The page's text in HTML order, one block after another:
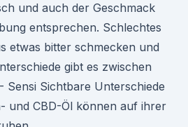
und auch der Geschmack
entsprechen. Schlechtes
etwas bitter schmecken und
gibt es zwischen
Sensi Sichtbare Unterschiede
und CBD-Öl können auf ihrer